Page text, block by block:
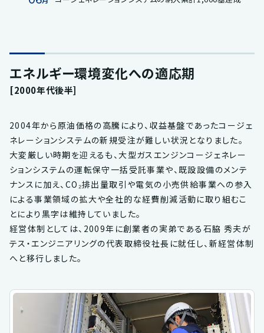
エネルギー環境変化への適応期
[2000年代後半]
2004年から原油価格の高騰により、収益基盤であったコージェ
ネレーションシステムの新規受注が難しい状況となりました。
大変厳しい時期を迎えるも、大型ガスエンジンコージェネレー
ションシステムの運転保守一括受託事業や、既設設備のメンテ
ナンスに加え、CO₂排出量取引や電気の小売供給事業への参入
による事業領域の拡大や全社的な経費削減活動に取り組むこ
とにより黒字は維持していました。
経営体制としては、2009年に創業者の実弟である石脇 秀夫が
テス・エンジニアリングの代表取締役社長に就任し、新経営体制
へと移行しました。